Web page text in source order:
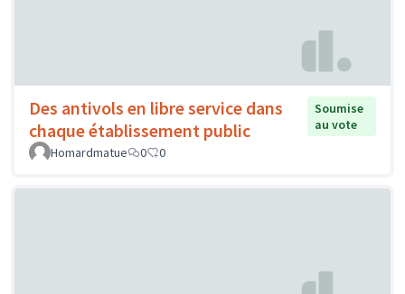
Des antivols en libre service dans
chaque établissement public
Soumise
au vote
Homardmatue
0 0